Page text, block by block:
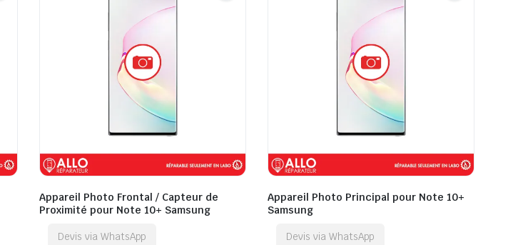
Appareil Photo Frontal / Capteur de
Proximité pour Note 10+ Samsung
Devis via WhatsApp
Appareil Photo Principal pour Note 10+
Samsung
Devis via WhatsApp